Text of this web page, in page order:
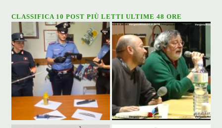
CLASSIFICA 10 POST PIÙ LETTI ULTIME 48 ORE